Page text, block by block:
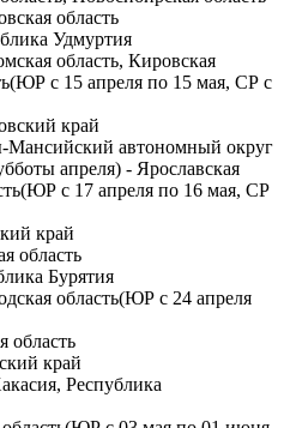
область
Удмуртия
область, Кировская
с 15 апреля по 15 мая, СР с
край
Мансийский автономный округ
апреля) - Ярославская
с 17 апреля по 16 мая, СР
край
область
Бурятия
область(ЮР с 24 апреля
область
край
Республика